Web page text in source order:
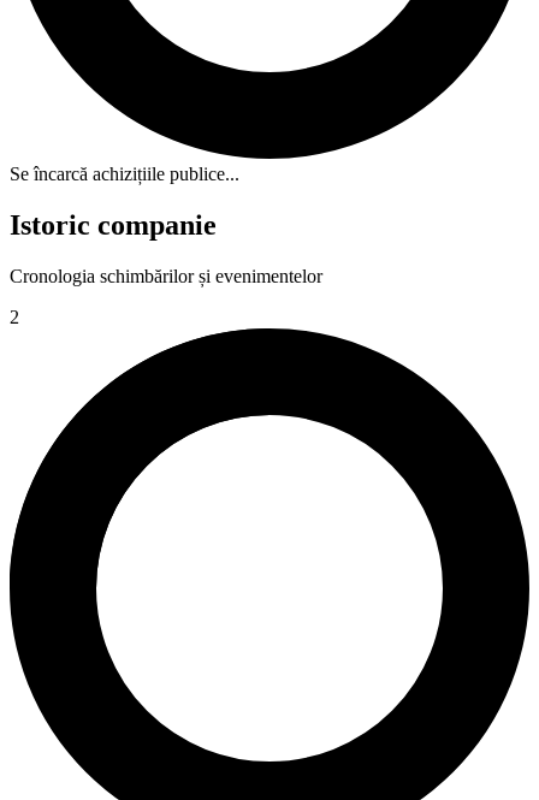
Se încarcă achizițiile publice...
Istoric companie
Cronologia schimbărilor și evenimentelor
2